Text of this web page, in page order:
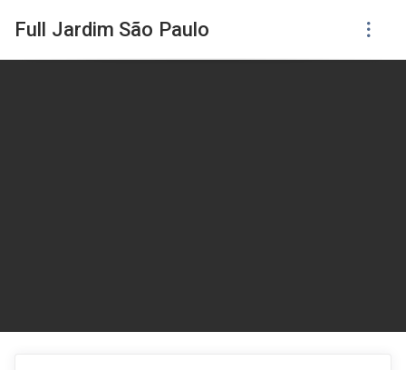
Full Jardim São Paulo